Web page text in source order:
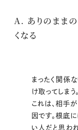
A. ありのまま
くなる
まったく関係
け取ってしまう。
これは、相手
因です。根底
い人だと思わ